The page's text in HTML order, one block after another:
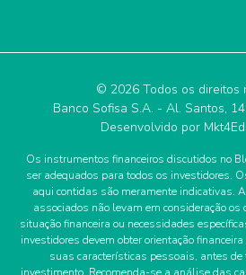
© 2026 Todos os direitos
Banco Sofisa S.A. - Al. Santos,
Desenvolvido por
Os instrumentos financeiros discutidos no
ser adequados para todos os investidores.
aqui contidas são meramente indicativas.
associados não levam em consideração os
situação financeira ou necessidades
investidores devem obter orientação
suas características pessoais, antes de